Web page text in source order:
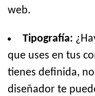
web.
Tipografía:
que uses en tus
tienes definida,
diseñador te